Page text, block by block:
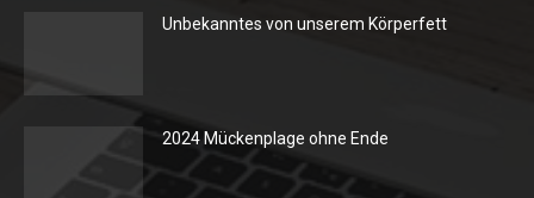
Unbekanntes von unserem Körperfett
2024 Mückenplage ohne Ende